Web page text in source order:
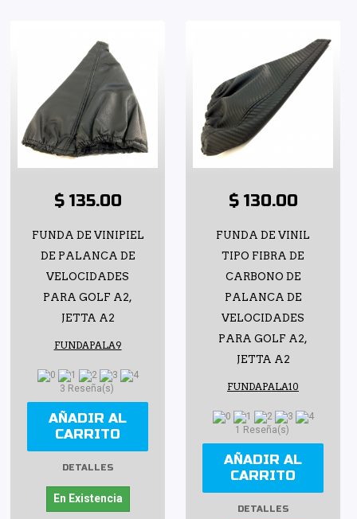
$ 135.00
FUNDA DE VINIPIEL
DE PALANCA DE
VELOCIDADES
PARA GOLF A2,
JETTA A2
FUNDAPALA9
3 Reseña(s)
AÑADIR AL
CARRITO
DETALLES
En Existencia
$ 130.00
FUNDA DE VINIL
TIPO FIBRA DE
CARBONO DE
PALANCA DE
VELOCIDADES
PARA GOLF A2,
JETTA A2
FUNDAPALA10
1 Reseña(s)
AÑADIR AL
CARRITO
DETALLES